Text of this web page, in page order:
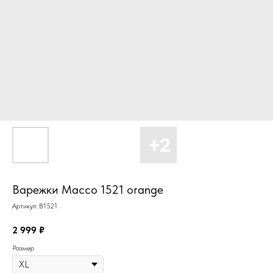
Варежки Macco 1521 orange
Артикул: В1521
2 999 ₽
Размер